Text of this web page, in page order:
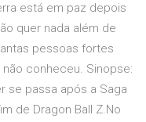
está em paz depois
quer nada além de
pessoas fortes
conheceu. Sinopse:
se passa após a Saga
de Dragon Ball Z.No